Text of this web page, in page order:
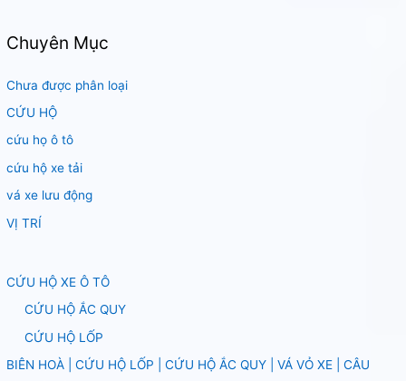
Chuyên Mục
Chưa được phân loại
CỨU HỘ
cứu họ ô tô
cứu hộ xe tải
vá xe lưu động
VỊ TRÍ
CỨU HỘ XE Ô TÔ
CỨU HỘ ẮC QUY
CỨU HỘ LỐP
BIÊN HOÀ | CỨU HỘ LỐP | CỨU HỘ ẮC QUY | VÁ VỎ XE | CÂU